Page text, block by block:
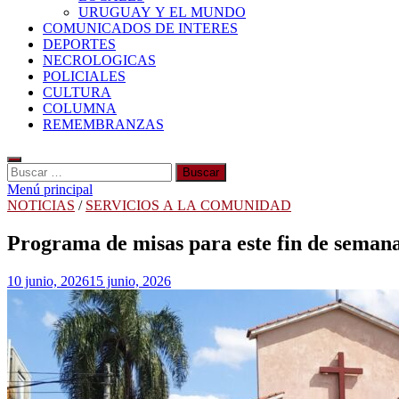
URUGUAY Y EL MUNDO
COMUNICADOS DE INTERES
DEPORTES
NECROLOGICAS
POLICIALES
CULTURA
COLUMNA
REMEMBRANZAS
Buscar:
Menú principal
NOTICIAS / SERVICIOS A LA COMUNIDAD
Programa de misas para este fin de
10 junio, 202615 junio, 2026